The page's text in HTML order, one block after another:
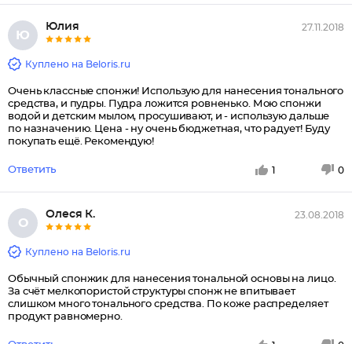
Ю
Юлия 27.11.2018
Куплено на Beloris.ru
Очень классные спонжи! Использую для нанесения тонального
средства, и пудры. Пудра ложится ровненько. Мою спонжи
водой и детским мылом, просушивают, и - использую дальше
по назначению. Цена - ну очень бюджетная, что радует! Буду
покупать ещё. Рекомендую!
Ответить 1 0
О
Олеся К. 23.08.2018
Куплено на Beloris.ru
Обычный спонжик для нанесения тональной основы на лицо.
За счёт мелкопористой структуры спонж не впитывает
слишком много тонального средства. По коже распределяет
продукт равномерно.